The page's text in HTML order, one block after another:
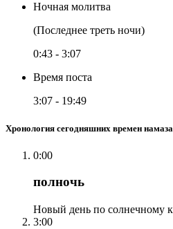
Ночная молитва
(Последнее треть ночи)
0:43 - 3:07
Время поста
3:07 - 19:49
Хронология сегодняшних времен намаза
0:00
полночь
3:00